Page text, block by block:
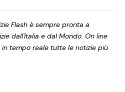
Flash è sempre pronta a
dall'Italia e dal Mondo. On line
in tempo reale tutte le notizie più